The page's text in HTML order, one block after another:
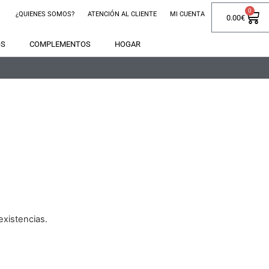
¿QUIENES SOMOS? ATENCIÓN AL CLIENTE MI CUENTA 0.00€
0
COMPLEMENTOS HOGAR